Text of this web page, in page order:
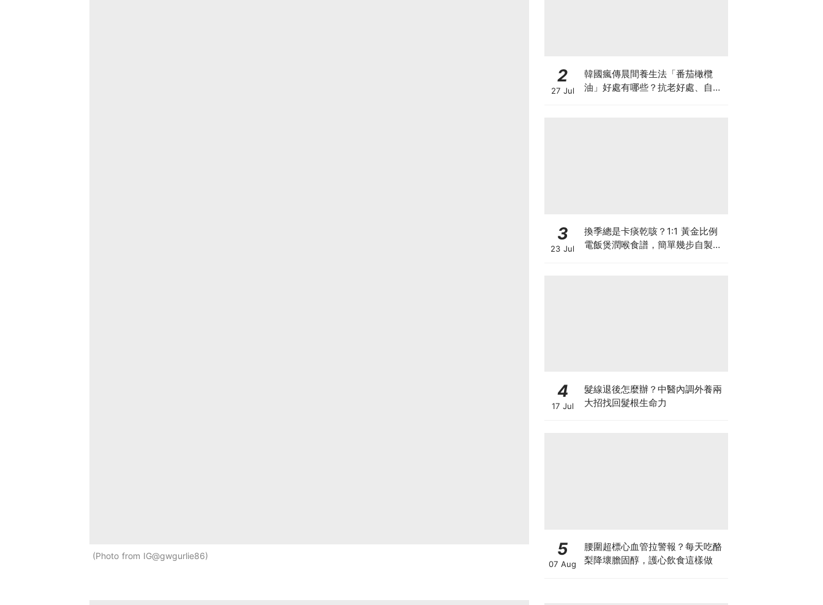
Photo from IG@gwgurlie86
2
27 Jul
韓國瘋傳晨間養生法「番茄橄欖
油」好處有哪些？抗老好處、自製
3
23 Jul
換季總是卡痰乾咳？1:1 黃金比例
電飯煲潤喉食譜，簡單幾步自製天
4
17 Jul
髮線退後怎麼辦？中醫內調外養兩
大招找回髮根生命力
5
07 Aug
腰圍超標心血管拉警報？每天吃酪
梨降壞膽固醇，護心飲食這樣做